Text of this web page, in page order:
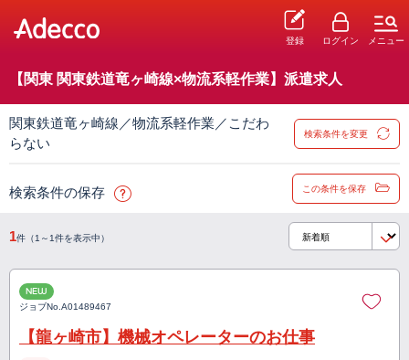
登録 ログイン メニュー
【関東 関東鉄道竜ヶ崎線×物流系軽作業】派遣求人
関東鉄道竜ヶ崎線／物流系軽作業／こだわ
らない
検索条件を変更
検索条件の保存 この条件を保存
1件（1～1件を表示中）
NEW
ジョブNo.A01489467
【龍ヶ崎市】機械オペレーターのお仕事